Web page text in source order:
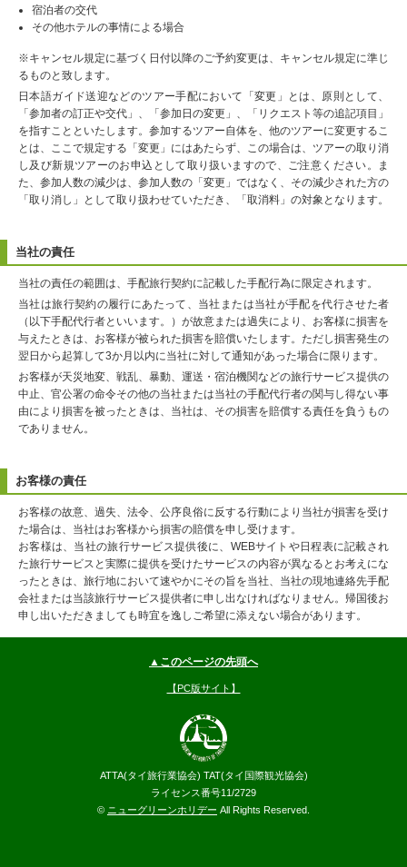
宿泊者の交代
その他ホテルの事情による場合
※キャンセル規定に基づく日付以降のご予約変更は、キャンセル規定に準じ
るものと致します。
日本語ガイド送迎などのツアー手配において「変更」とは、原則として、
「参加者の訂正や交代」、「参加日の変更」、「リクエスト等の追記項目」
を指すことといたします。参加するツアー自体を、他のツアーに変更するこ
とは、ここで規定する「変更」にはあたらず、この場合は、ツアーの取り消
し及び新規ツアーのお申込として取り扱いますので、ご注意ください。ま
た、参加人数の減少は、参加人数の「変更」ではなく、その減少された方の
「取り消し」として取り扱わせていただき、「取消料」の対象となります。
当社の責任
当社の責任の範囲は、手配旅行契約に記載した手配行為に限定されます。
当社は旅行契約の履行にあたって、当社または当社が手配を代行させた者
（以下手配代行者といいます。）が故意または過失により、お客様に損害を
与えたときは、お客様が被られた損害を賠償いたします。ただし損害発生の
翌日から起算して3か月以内に当社に対して通知があった場合に限ります。
お客様が天災地変、戦乱、暴動、運送・宿泊機関などの旅行サービス提供の
中止、官公署の命令その他の当社または当社の手配代行者の関与し得ない事
由により損害を被ったときは、当社は、その損害を賠償する責任を負うもの
でありません。
お客様の責任
お客様の故意、過失、法令、公序良俗に反する行動により当社が損害を受け
た場合は、当社はお客様から損害の賠償を申し受けます。
お客様は、当社の旅行サービス提供後に、WEBサイトや日程表に記載され
た旅行サービスと実際に提供を受けたサービスの内容が異なるとお考えにな
ったときは、旅行地において速やかにその旨を当社、当社の現地連絡先手配
会社または当該旅行サービス提供者に申し出なければなりません。帰国後お
申し出いただきましても時宜を逸しご希望に添えない場合があります。
▲このページの先頭へ
【PC版サイト】
ATTA(タイ旅行業協会) TAT(タイ国際観光協会)
ライセンス番号11/2729
© ニューグリーンホリデー All Rights Reserved.